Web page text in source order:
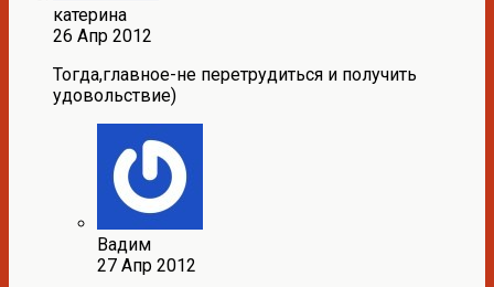
катерина
26 Апр 2012
Тогда,главное-не перетрудиться и получить
удовольствие)
Вадим
27 Апр 2012